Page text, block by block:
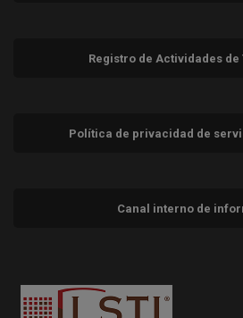
Registro de Actividades
Política de privacidad de
Canal interno de